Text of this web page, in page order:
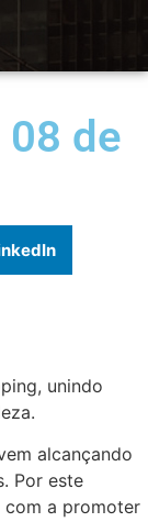
de
unindo
alcançando
Por este
com a promoter